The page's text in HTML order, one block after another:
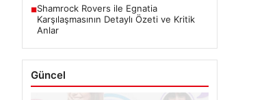
■Shamrock Rovers ile Egnatia
Karşılaşmasının Detaylı Özeti ve Kritik
Anlar
Güncel